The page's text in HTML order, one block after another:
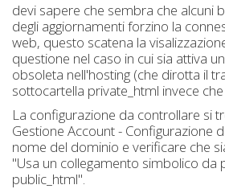
devi sapere che sembra che alcuni
degli aggiornamenti forzino la
web, questo scatena la
questione nel caso in cui sia attiva
obsoleta nell'hosting (che dirotta il
sottocartella private_html invece
La configurazione da controllare si
Gestione Account - Configurazione
nome del dominio e verificare che
"Usa un collegamento simbolico da
public_html".